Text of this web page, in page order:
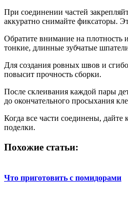
При соединении частей
аккуратно снимайте фиксаторы.
Обратите внимание на плотность
тонкие, длинные зубчатые
Для создания ровных швов и
повысит прочность сборки.
После склеивания каждой пары
до окончательного просыхания
Когда все части соединены,
поделки.
Похожие статьи:
Что приготовить с помидорами